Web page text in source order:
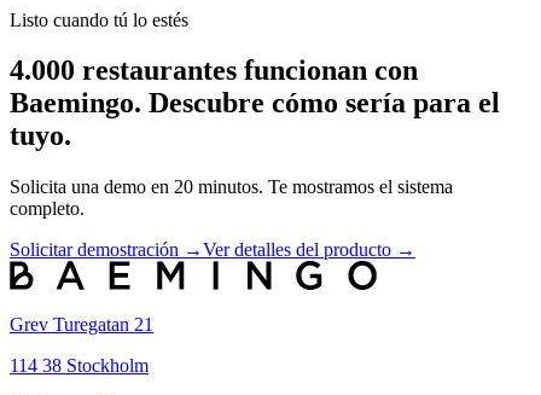
Listo cuando tú lo estés
4.000 restaurantes funcionan con
Baemingo. Descubre cómo sería para el
tuyo.
Solicita una demo en 20 minutos. Te mostramos el sistema
completo.
Solicitar demostración →Ver detalles del producto →
Grev Turegatan 21
114 38 Stockholm